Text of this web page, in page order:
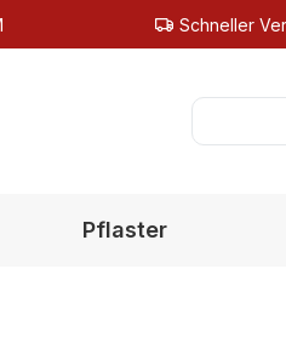
Schneller
Pflaster